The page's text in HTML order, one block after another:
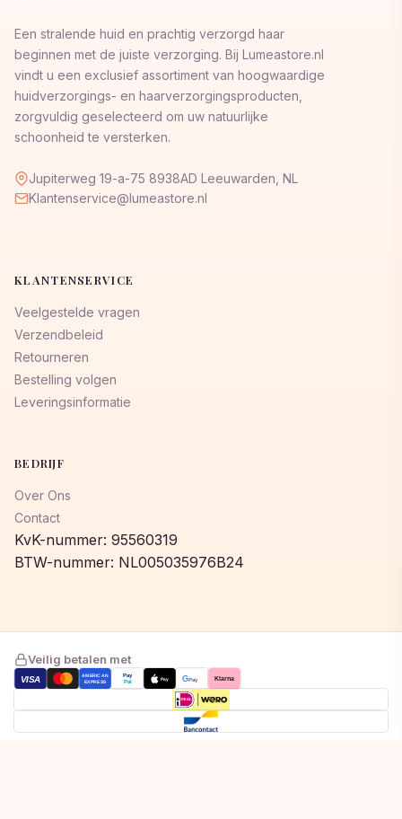
Een stralende huid en prachtig verzorgd haar
beginnen met de juiste verzorging. Bij Lumeastore.nl
vindt u een exclusief assortiment van hoogwaardige
huidverzorgings- en haarverzorgingsproducten,
zorgvuldig geselecteerd om uw natuurlijke
schoonheid te versterken.
Jupiterweg 19-a-75 8938AD Leeuwarden, NL
Klantenservice@lumeastore.nl
KLANTENSERVICE
Veelgestelde vragen
Verzendbeleid
Retourneren
Bestelling volgen
Leveringsinformatie
BEDRIJF
Over Ons
Contact
KvK-nummer: 95560319
BTW-nummer: NL005035976B24
Veilig betalen met
VISA AMERICAN
EXPRESS
Pay
Pal Pay GPay Klarna